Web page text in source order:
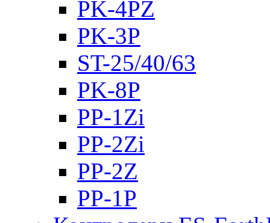
PK-4PZ
PK-3Р
ST-25/40/63
PK-8P
PP-1Zi
PP-2Zi
PP-2Z
PP-1P